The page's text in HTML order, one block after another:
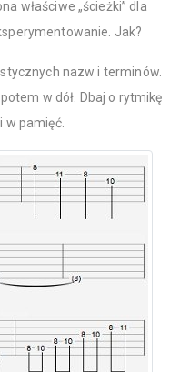
właściwe „ścieżki” dla
Jak?
nazw i terminów.
w dół. Dbaj o rytmikę
w pamięć.